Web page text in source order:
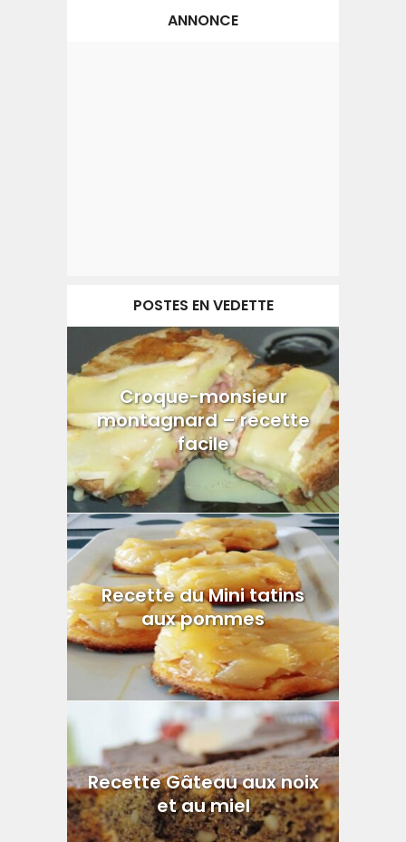
ANNONCE
POSTES EN VEDETTE
Croque-monsieur
montagnard – recette
facile
Recette du Mini tatins
aux pommes
Recette Gâteau aux noix
et au miel